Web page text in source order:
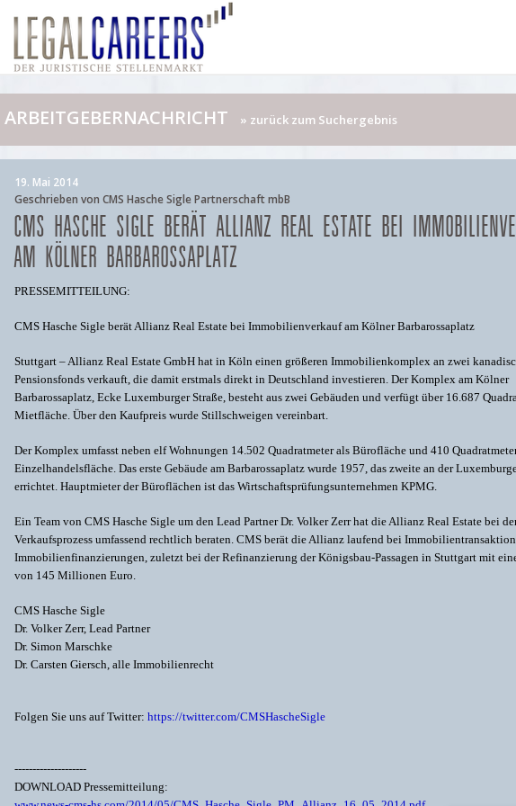
ARBEITGEBERNACHRICHT » zurück zum Suchergebnis
19. Mai 2014
Geschrieben von CMS Hasche Sigle Partnerschaft mbB
CMS HASCHE SIGLE BERÄT ALLIANZ REAL ESTATE BEI
AM KÖLNER BARBAROSSAPLATZ
PRESSEMITTEILUNG:
CMS Hasche Sigle berät Allianz Real Estate bei Immobilienverkauf am Kölner Barbarossaplatz
Stuttgart – Allianz Real Estate GmbH hat in Köln einen größeren Immobilienkomplex an zwei
Pensionsfonds verkauft, die damit erstmals direkt in Deutschland investieren. Der Komplex am Kölner
Barbarossaplatz, Ecke Luxemburger Straße, besteht aus zwei Gebäuden und verfügt über 16.687
Mietfläche. Über den Kaufpreis wurde Stillschweigen vereinbart.
Der Komplex umfasst neben elf Wohnungen 14.502 Quadratmeter als Bürofläche und 410
Einzelhandelsfläche. Das erste Gebäude am Barbarossaplatz wurde 1957, das zweite an der
errichtet. Hauptmieter der Büroflächen ist das Wirtschaftsprüfungsunternehmen KPMG.
Ein Team von CMS Hasche Sigle um den Lead Partner Dr. Volker Zerr hat die Allianz Real Estate bei
Verkaufsprozess umfassend rechtlich beraten. CMS berät die Allianz laufend bei
Immobilienfinanzierungen, zuletzt bei der Refinanzierung der Königsbau-Passagen in Stuttgart mit
von 145 Millionen Euro.
CMS Hasche Sigle
Dr. Volker Zerr, Lead Partner
Dr. Simon Marschke
Dr. Carsten Giersch, alle Immobilienrecht
Folgen Sie uns auf Twitter: https://twitter.com/CMSHascheSigle
--------------------
DOWNLOAD Pressemitteilung: